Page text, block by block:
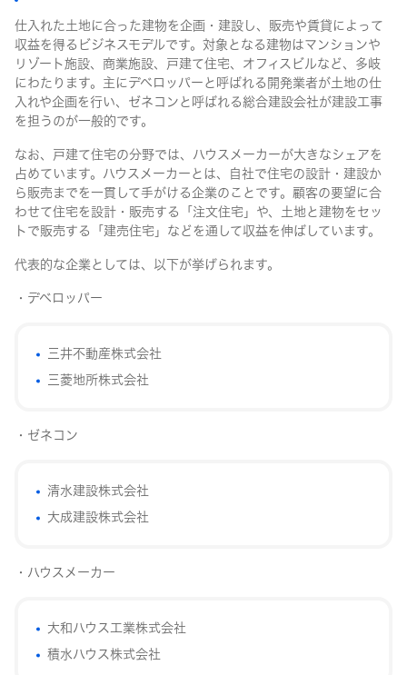
仕入れた土地に合った建物を企画・建設し、販売や賃貸によって
収益を得るビジネスモデルです。対象となる建物はマンションや
リゾート施設、商業施設、戸建て住宅、オフィスビルなど、多岐
にわたります。主にデベロッパーと呼ばれる開発業者が土地の仕
入れや企画を行い、ゼネコンと呼ばれる総合建設会社が建設工事
を担うのが一般的です。
なお、戸建て住宅の分野では、ハウスメーカーが大きなシェアを
占めています。ハウスメーカーとは、自社で住宅の設計・建設か
ら販売までを一貫して手がける企業のことです。顧客の要望に合
わせて住宅を設計・販売する「注文住宅」や、土地と建物をセッ
トで販売する「建売住宅」などを通して収益を伸ばしています。
代表的な企業としては、以下が挙げられます。
・デベロッパー
三井不動産株式会社
三菱地所株式会社
・ゼネコン
清水建設株式会社
大成建設株式会社
・ハウスメーカー
大和ハウス工業株式会社
積水ハウス株式会社